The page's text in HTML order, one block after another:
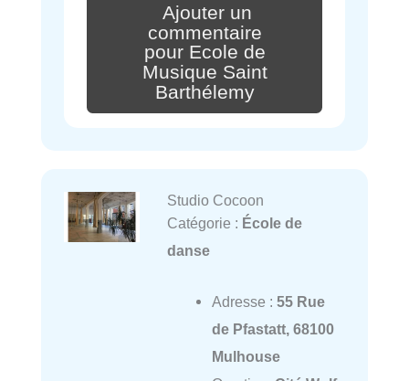
Ajouter un
commentaire
pour Ecole de
Musique Saint
Barthélemy
Studio Cocoon
Catégorie : École de
danse
Adresse : 55 Rue
de Pfastatt, 68100
Mulhouse